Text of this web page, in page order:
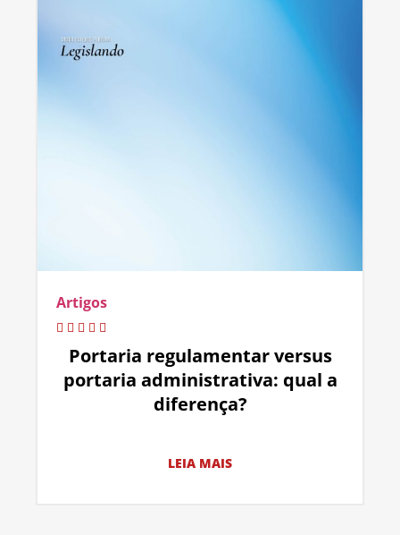
Artigos
Portaria regulamentar versus
portaria administrativa: qual a
diferença?
LEIA MAIS